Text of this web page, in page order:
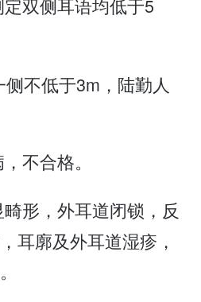
双侧耳语均低于5
不低于3m，陆勤人
不合格。
形，外耳道闭锁，反
耳廓及外耳道湿疹，